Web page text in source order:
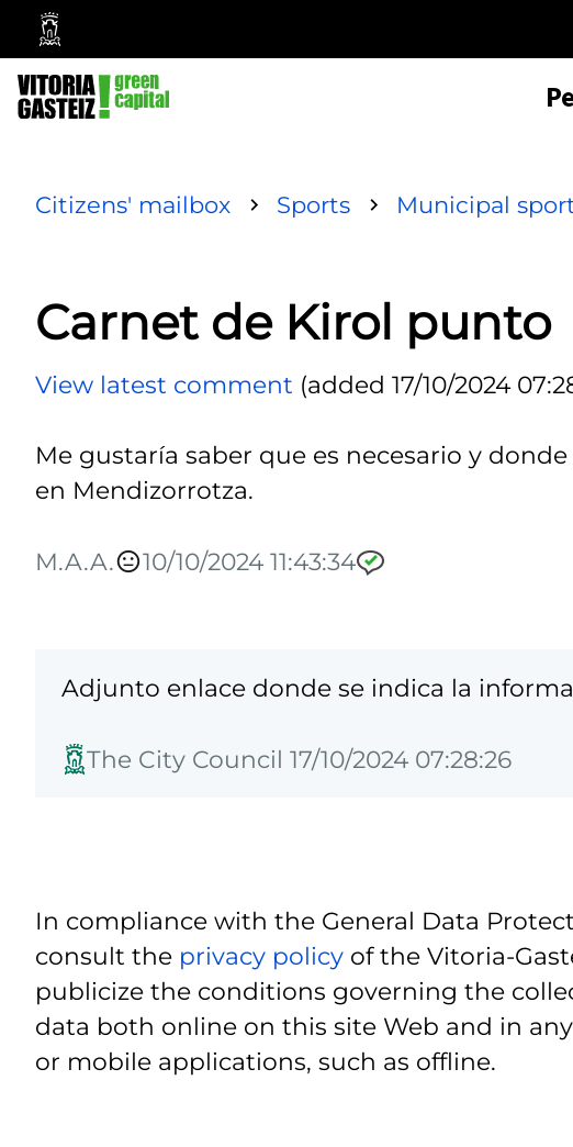
Vitoria-
Gasteiz
City
Council
Citizens' mailbox Sports Municipal
Carnet de Kirol punto
View latest comment (added 17/10/2024
Me gustaría saber que es necesario y
en Mendizorrotza.
M.A.A. 10/10/2024 11:43:34
Adjunto enlace donde se indica la
The City Council 17/10/2024 07:28:26
In compliance with the General Data
consult the privacy policy of the Vitoria-
publicize the conditions governing the
data both online on this site Web and in
or mobile applications, such as offline.